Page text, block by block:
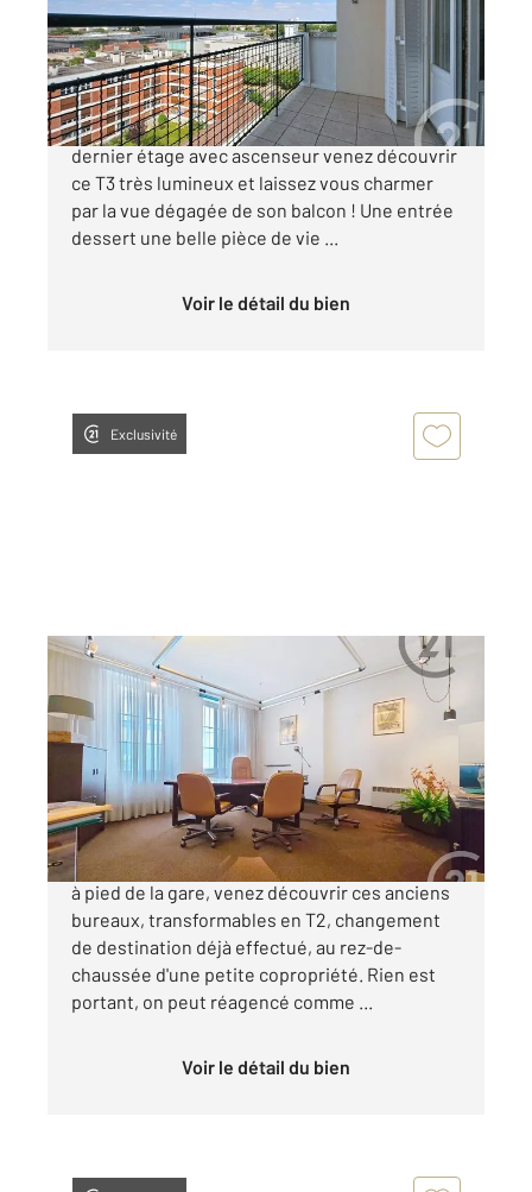
Appartement F3 à vendre
109 000 €
A 3 minutes à pied du centre ville, au 8ème et
dernier étage avec ascenseur venez découvrir
ce T3 très lumineux et laissez vous charmer
par la vue dégagée de son balcon ! Une entrée
dessert une belle pièce de vie ...
Voir le détail du bien
Exclusivité
TROYES 10
, 2 pièces
Ref : 71258
Appartement F2 à vendre
67 000 €
Au coeur du Bouchon de TROYES, à 5 minutes
à pied de la gare, venez découvrir ces anciens
bureaux, transformables en T2, changement
de destination déjà effectué, au rez-de-
chaussée d'une petite copropriété. Rien est
portant, on peut réagencé comme ...
Voir le détail du bien